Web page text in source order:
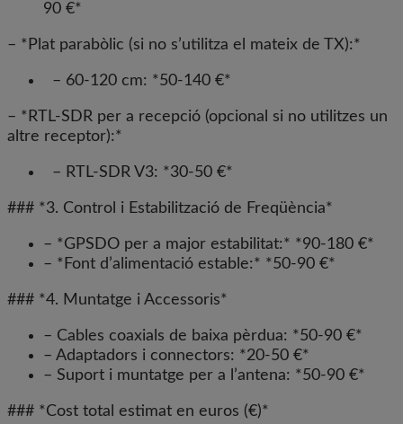
90 €*
– *Plat parabòlic (si no s’utilitza el mateix de TX):*
– 60-120 cm: *50-140 €*
– *RTL-SDR per a recepció (opcional si no utilitzes un
altre receptor):*
– RTL-SDR V3: *30-50 €*
### *3. Control i Estabilització de Freqüència*
– *GPSDO per a major estabilitat:* *90-180 €*
– *Font d’alimentació estable:* *50-90 €*
### *4. Muntatge i Accessoris*
– Cables coaxials de baixa pèrdua: *50-90 €*
– Adaptadors i connectors: *20-50 €*
– Suport i muntatge per a l’antena: *50-90 €*
### *Cost total estimat en euros (€)*